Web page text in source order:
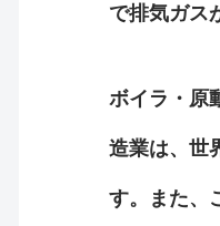
で排気ガス
ボイラ・原
造業は、世
す。また、